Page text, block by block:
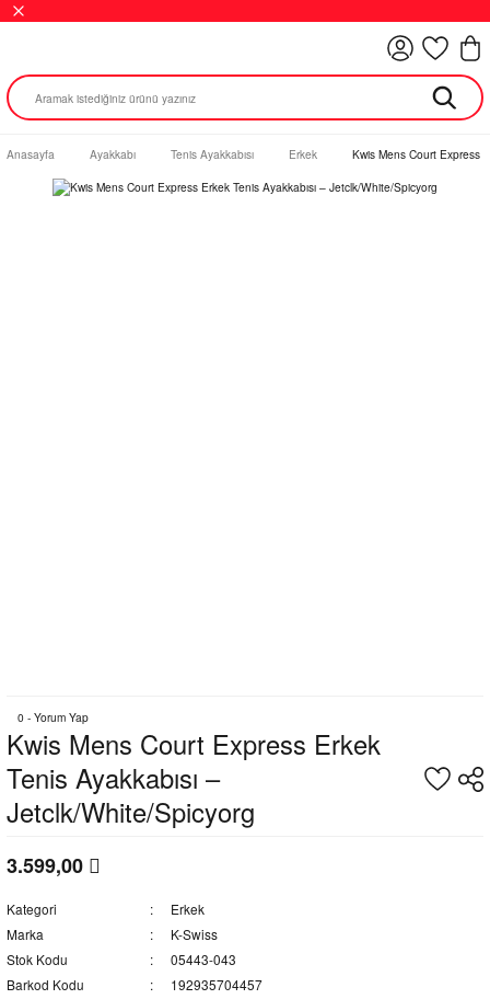
Anasayfa Ayakkabı Tenis Ayakkabısı Erkek Kwis Mens Court Express
0 - Yorum Yap
Kwis Mens Court Express Erkek
Tenis Ayakkabısı –
Jetclk/White/Spicyorg
3.599,00
Kategori
Erkek
Marka
K-Swiss
Stok Kodu
05443-043
Barkod Kodu
192935704457